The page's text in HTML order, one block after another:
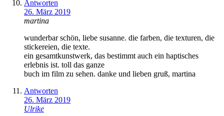
Antworten
26. März 2019
martina
wunderbar schön, liebe susanne. die farben, die texturen, die
stickereien, die texte.
ein gesamtkunstwerk, das bestimmt auch ein haptisches
erlebnis ist. toll das ganze
buch im film zu sehen. danke und lieben gruß, martina
Antworten
26. März 2019
Ulrike